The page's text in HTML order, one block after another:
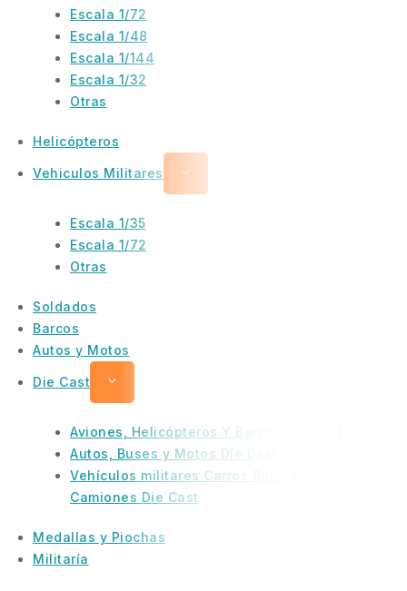
Escala 1/72
Escala 1/48
Escala 1/144
Escala 1/32
Otras
Helicópteros
Vehiculos Militares
Escala 1/35
Escala 1/72
Otras
Soldados
Barcos
Autos y Motos
Die Cast
Aviones, Helicópteros Y Barcos Die Cast
Autos, Buses y Motos Die Dast
Vehículos militares Carros Bombas y
Camiones Die Cast
Medallas y Piochas
Militaría